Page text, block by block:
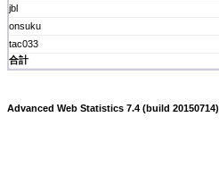
jbl
onsuku
tac033
合計
Advanced Web Statistics 7.4 (build 20150714)